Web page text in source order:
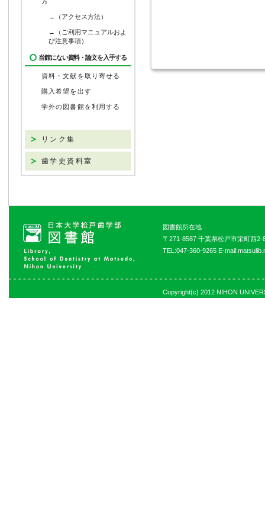
→（アクセス方法）
→（ご利用マニュアルおよ
び注意事項）
当館にない資料・論文を入手する
資料・文献を取り寄せる
購入希望を出す
学外の図書館を利用する
リンク集
歯学史資料室
図書館所在地
〒271-8587 千葉県松戸市栄町西2-
TEL:047-360-9265 E-
Copyright(c) 2012 NIHON